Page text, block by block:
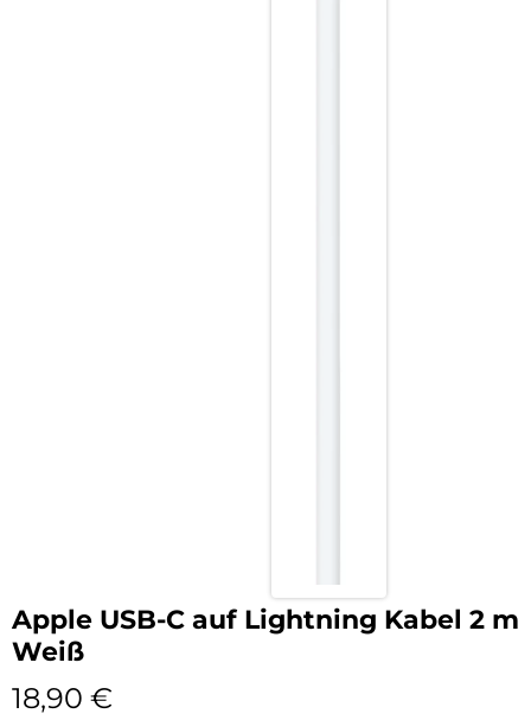
Apple USB-C auf Lightning Kabel 2 m
Weiß
18,90 €